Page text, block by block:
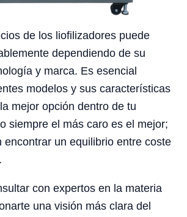
de los liofilizadores puede
dependiendo de su
y marca. Es esencial
modelos y sus características
mejor opción dentro de tu
siempre el más caro es el mejor;
encontrar un equilibrio entre coste
con expertos en la materia
una visión más clara del